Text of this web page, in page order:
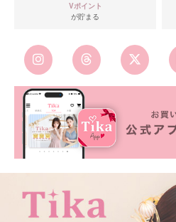
Vポイント
が貯まる